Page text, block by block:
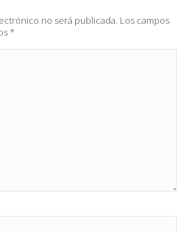
no será publicada. Los campos
*